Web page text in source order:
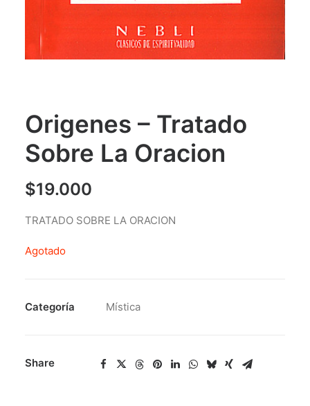
Origenes – Tratado
Sobre La Oracion
$19.000
TRATADO SOBRE LA ORACION
Agotado
Categoría Mística
Share